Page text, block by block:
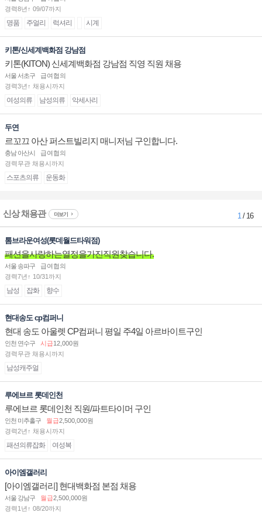
경력8년↑ 09/07까지
명품 주얼리 럭셔리 시계
키톤/신세계백화점 강남점
키톤(KITON) 신세계백화점 강남점 직영 직원 채용
서울 서초구
급여협의
경력3년↑ 채용시까지
여성의류 남성의류 악세사리
두연
르꼬끄 아산 퍼스트빌리지 매니저님 구인합니다.
충남 아산시
급여협의
경력무관 채용시까지
스포츠의류 운동화
신상 채용관 더보기 1/ 16
톰브라운여성(롯데월드타워점)
패션을사랑하는열정을가진직원찾습니다.
서울 송파구
급여협의
경력7년↑ 10/31까지
남성 잡화 향수
현대송도 cp컴퍼니
현대 송도 아울렛 CP컴퍼니 평일 주4일 아르바이트구인
인천 연수구 시급12,000원
경력무관 채용시까지
남성캐주얼
루에브르 롯데인천
루에브르 롯데인천 직원/파트타이머 구인
인천 미추홀구 월급2,500,000원
경력2년↑ 채용시까지
패션의류잡화 여성복
아이엠갤러리
[아이엠갤러리] 현대백화점 본점 채용
서울 강남구 월급2,500,000원
경력1년↑ 08/20까지